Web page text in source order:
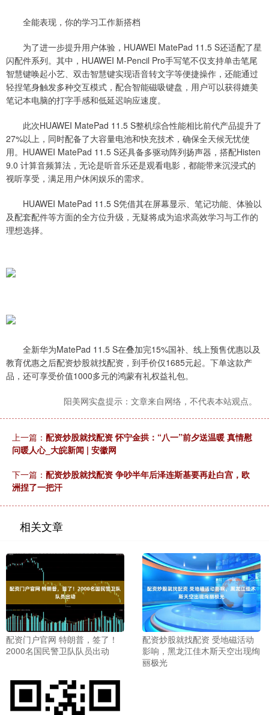
全能表现，你的学习工作新搭档
为了进一步提升用户体验，HUAWEI MatePad 11.5 S还适配了星
闪配件系列。其中，HUAWEI M-Pencil Pro手写笔不仅支持单击笔尾
智慧键唤起小艺、双击智慧键实现语音转文字等便捷操作，还能通过
轻捏笔身触发多种交互模式，配合智能磁吸键盘，用户可以获得媲美
笔记本电脑的打字手感和低延迟响应速度。
此次HUAWEI MatePad 11.5 S整机综合性能相比前代产品提升了
27%以上，同时配备了大容量电池和快充技术，确保全天候无忧使
用。HUAWEI MatePad 11.5 S还具备多驱动阵列扬声器，搭配Histen
9.0 计算音频算法，无论是听音乐还是观看电影，都能带来沉浸式的
视听享受，满足用户休闲娱乐的需求。
HUAWEI MatePad 11.5 S凭借其在屏幕显示、笔记功能、体验以
及配套配件等方面的全方位升级，无疑将成为追求高效学习与工作的
理想选择。
全新华为MatePad 11.5 S在叠加完15%国补、线上预售优惠以及
教育优惠之后配资炒股就找配资，到手价仅1685元起。下单这款产
品，还可享受价值1000多元的鸿蒙有礼权益礼包。
阳美网实盘提示：文章来自网络，不代表本站观点。
上一篇： 配资炒股就找配资 怀宁金拱：“八一”前夕送温暖 真情慰
问暖人心_大皖新闻 | 安徽网
下一篇： 配资炒股就找配资 争吵半年后泽连斯基要再赴白宫，欧
洲捏了一把汗
相关文章
配资门户官网 特朗普，签了！
2000名国民警卫队队员出动
配资炒股就找配资 受地磁活动
影响，黑龙江佳木斯天空出现绚
丽极光